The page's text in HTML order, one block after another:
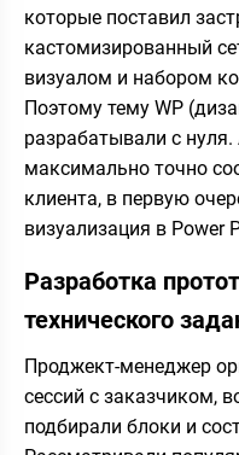
которые поставил
кастомизированный
визуалом и набором
Поэтому тему WP
разрабатывали с
максимально точно
клиента, в первую
визуализация в Power
Разработка
технического
Проджект-менеджер
сессий с заказчиком,
подбирали блоки и